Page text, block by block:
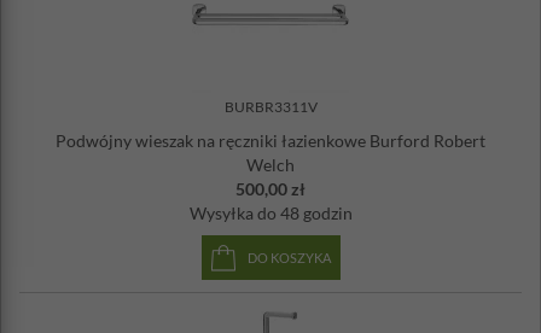
BURBR3311V
Podwójny wieszak na ręczniki łazienkowe Burford Robert
Welch
500,00 zł
Wysyłka do 48 godzin
DO KOSZYKA